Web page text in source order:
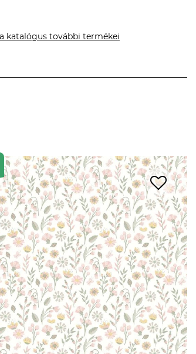
katalógus további termékei